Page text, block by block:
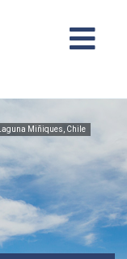
Laguna Miñiques, Chile